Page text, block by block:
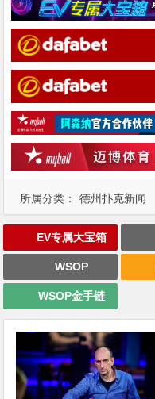
所属分类： 德州扑克新闻
EV专属大宝箱
WSOP
WSOP金手链